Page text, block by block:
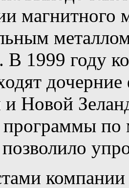
магнитного
В 1999 году
и Новой
по